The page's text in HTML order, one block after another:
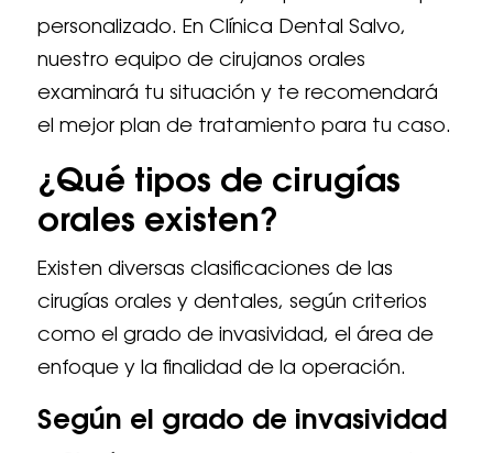
personalizado. En Clínica Dental Salvo,
nuestro equipo de cirujanos orales
examinará tu situación y te recomendará
el mejor plan de tratamiento para tu caso.
¿Qué tipos de cirugías
orales existen?
Existen diversas clasificaciones de las
cirugías orales y dentales, según criterios
como el grado de invasividad, el área de
enfoque y la finalidad de la operación.
Según el grado de invasividad